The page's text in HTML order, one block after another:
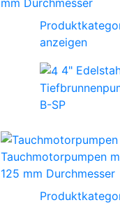
anzeigen
4"
B-SP
Tauchmotorpumpen
125 mm Durchmesser